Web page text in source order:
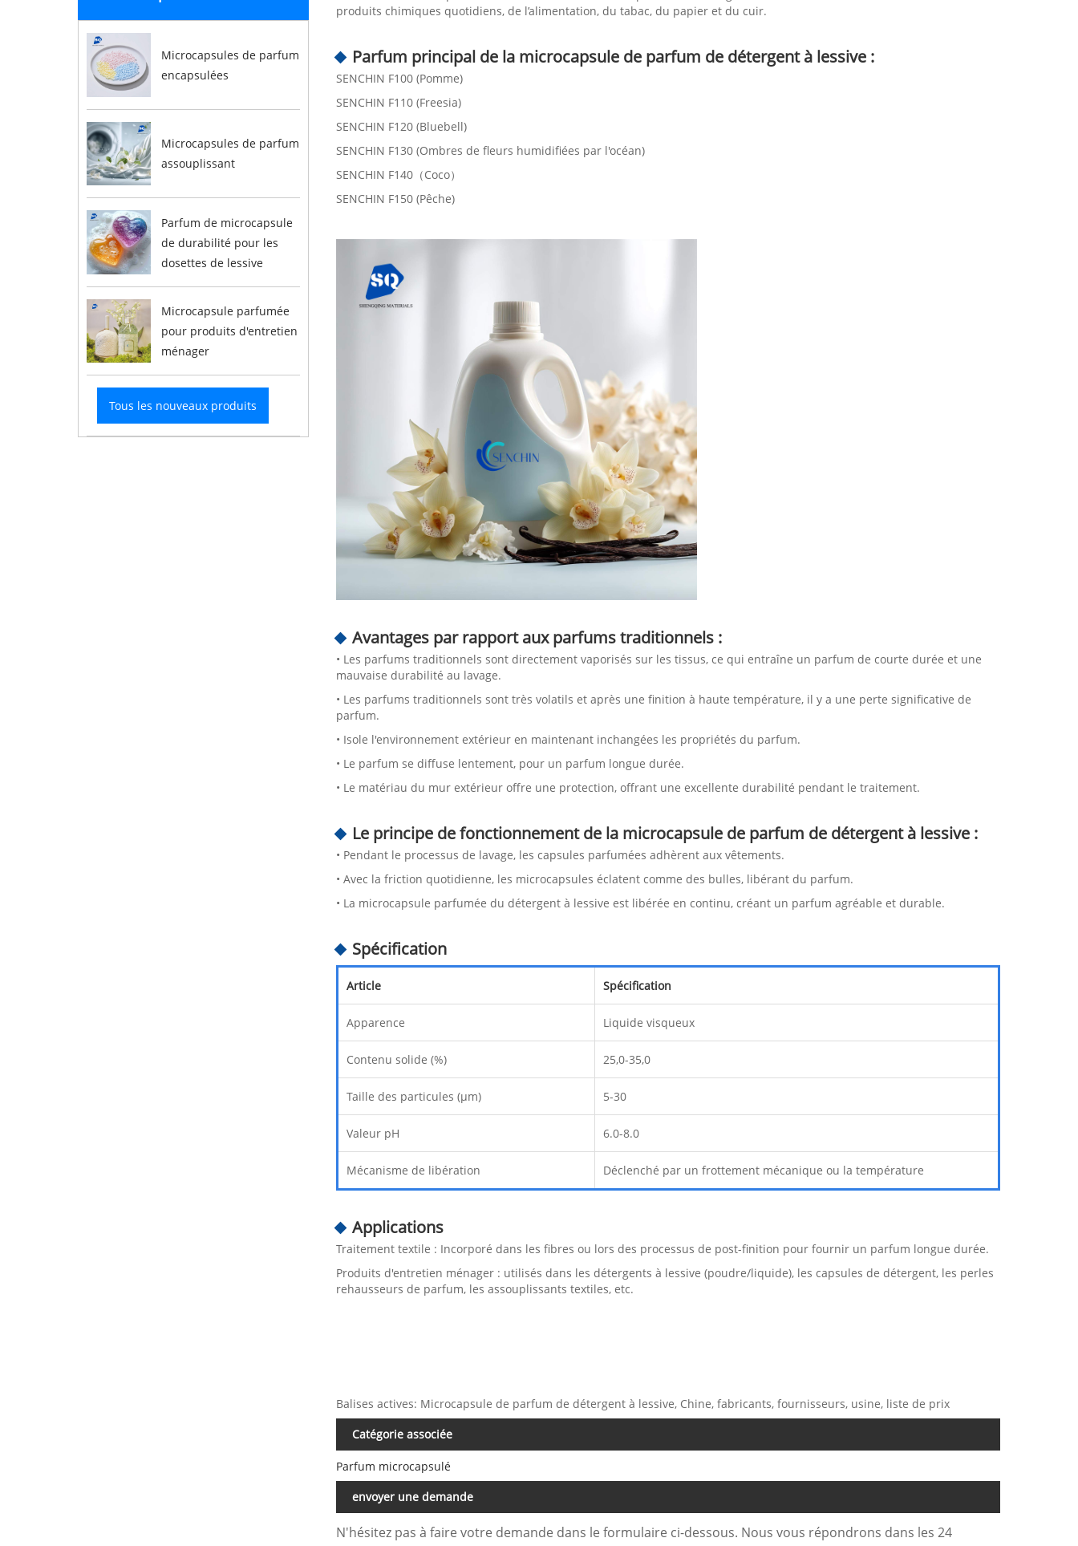
Microcapsules de parfum
encapsulées
Microcapsules de parfum
assouplissant
Parfum de microcapsule
de durabilité pour les
dosettes de lessive
Microcapsule parfumée
pour produits d'entretien
ménager
Tous les nouveaux produits
produits chimiques quotidiens, de l’alimentation, du tabac, du papier et du cuir.
Parfum principal de la microcapsule de parfum de détergent à lessive :
SENCHIN F100 (Pomme)
SENCHIN F110 (Freesia)
SENCHIN F120 (Bluebell)
SENCHIN F130 (Ombres de fleurs humidifiées par l'océan)
SENCHIN F140（Coco）
SENCHIN F150 (Pêche)
Avantages par rapport aux parfums traditionnels :
• Les parfums traditionnels sont directement vaporisés sur les tissus, ce qui entraîne un parfum de courte durée et une
mauvaise durabilité au lavage.
• Les parfums traditionnels sont très volatils et après une finition à haute température, il y a une perte significative de
parfum.
• Isole l'environnement extérieur en maintenant inchangées les propriétés du parfum.
• Le parfum se diffuse lentement, pour un parfum longue durée.
• Le matériau du mur extérieur offre une protection, offrant une excellente durabilité pendant le traitement.
Le principe de fonctionnement de la microcapsule de parfum de détergent à lessive :
• Pendant le processus de lavage, les capsules parfumées adhèrent aux vêtements.
• Avec la friction quotidienne, les microcapsules éclatent comme des bulles, libérant du parfum.
• La microcapsule parfumée du détergent à lessive est libérée en continu, créant un parfum agréable et durable.
Spécification
Article Spécification
Apparence Liquide visqueux
Contenu solide (%) 25,0-35,0
Taille des particules (μm) 5-30
Valeur pH 6.0-8.0
Mécanisme de libération Déclenché par un frottement mécanique ou la température
Applications
Traitement textile : Incorporé dans les fibres ou lors des processus de post-finition pour fournir un parfum longue durée.
Produits d'entretien ménager : utilisés dans les détergents à lessive (poudre/liquide), les capsules de détergent, les perles
rehausseurs de parfum, les assouplissants textiles, etc.
Balises actives: Microcapsule de parfum de détergent à lessive, Chine, fabricants, fournisseurs, usine, liste de prix
Catégorie associée
Parfum microcapsulé
envoyer une demande
N'hésitez pas à faire votre demande dans le formulaire ci-dessous. Nous vous répondrons dans les 24